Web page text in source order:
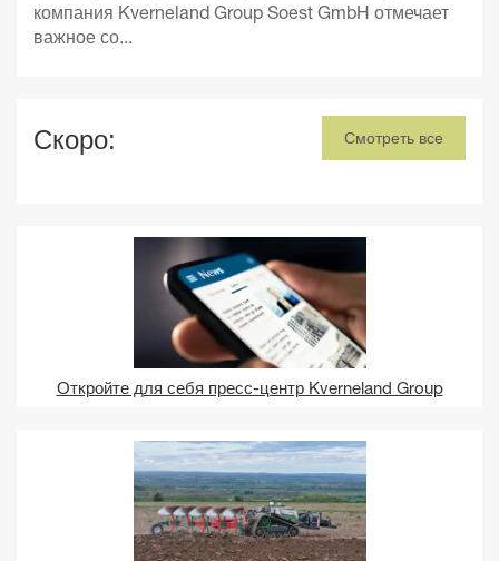
компания Kverneland Group Soest GmbH отмечает
важное со...
Скоро: Смотреть все
Откройте для себя пресс-центр Kverneland Group